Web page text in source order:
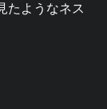
たようなネス